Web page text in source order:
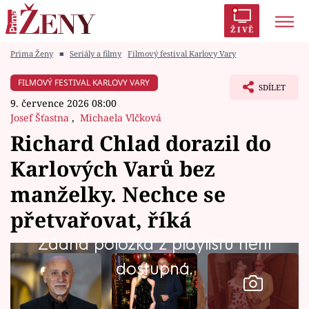
ŽIVĚ
Módní alarm
Zrádci Proměny
Témata
Celebrity
Vztahy
Seriály
Prima Ženy ■ Seriály a filmy Filmový festival Karlovy Vary
FILMOVÝ FESTIVAL KARLOVY VARY
9. července 2026 08:00
Josef Šťastna , Michaela Vlčková
SDÍLET
Richard Chlad dorazil do
Karlových Varů bez
manželky. Nechce se
přetvařovat, říká
Žádná položka z playlistu není
dostupná.